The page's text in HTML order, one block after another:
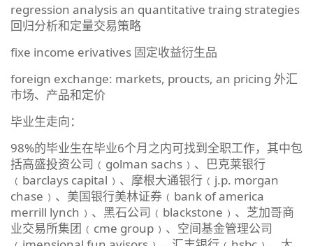
regression analysis an quantitative traing strategies
回归分析和定量交易策略
fixe income erivatives 固定收益衍生品
foreign exchange: markets, proucts, an pricing 外汇
市场、产品和定价
毕业生走向：
98%的毕业生在毕业6个月之内可找到全职工作，其中包
括高盛投资公司﹙golman sachs﹚、巴克莱银行
﹙barclays capital﹚、摩根大通银行﹙j.p. morgan
chase﹚、美国银行美林证券﹙bank of america
merrill lynch﹚、黑石公司﹙blackstone﹚、芝加哥商
业交易所集团﹙cme group﹚、空间基金管理公司